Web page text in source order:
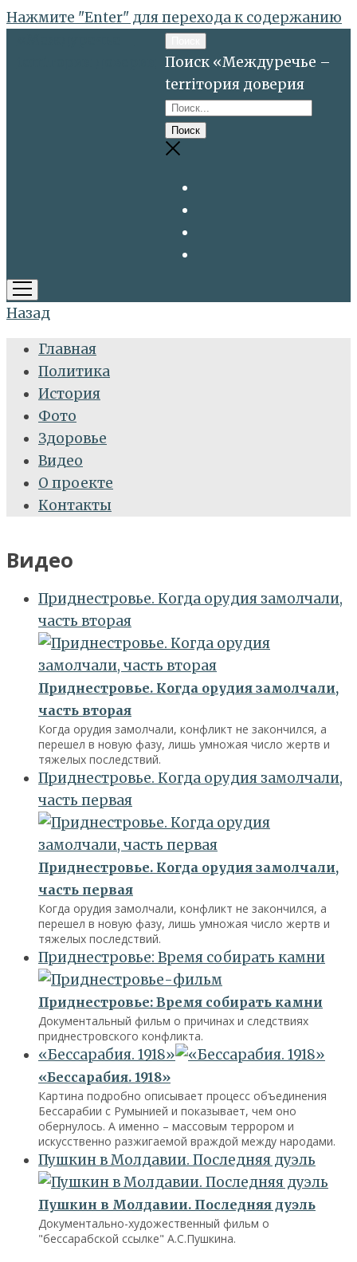
Нажмите "Enter" для перехода к содержанию
Поиск «Междуречье –
terriтория доверия
открыть
меню
Назад
Главная
Политика
История
Фото
Здоровье
Видео
О проекте
Контакты
Видео
Приднестровье. Когда орудия замолчали,
часть вторая
Приднестровье. Когда орудия замолчали,
часть вторая
Когда орудия замолчали, конфликт не закончился, а
перешел в новую фазу, лишь умножая число жертв и
тяжелых последствий.
Приднестровье. Когда орудия замолчали,
часть первая
Приднестровье. Когда орудия замолчали,
часть первая
Когда орудия замолчали, конфликт не закончился, а
перешел в новую фазу, лишь умножая число жертв и
тяжелых последствий.
Приднестровье: Время собирать камни
Приднестровье: Время собирать камни
Документальный фильм о причинах и следствиях
приднестровского конфликта.
«Бессарабия. 1918»
«Бессарабия. 1918»
Картина подробно описывает процесс объединения
Бессарабии с Румынией и показывает, чем оно
обернулось. А именно – массовым террором и
искусственно разжигаемой враждой между народами.
Пушкин в Молдавии. Последняя дуэль
Пушкин в Молдавии. Последняя дуэль
Документально-художественный фильм о
"бессарабской ссылке" А.С.Пушкина.